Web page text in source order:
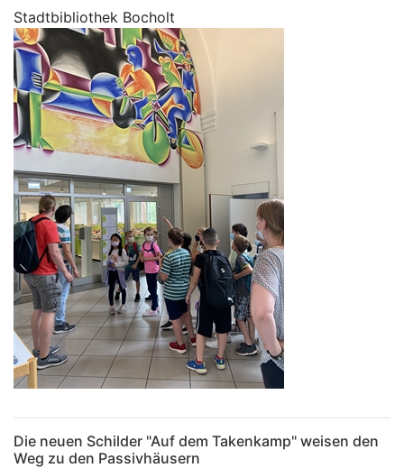
Stadtbibliothek Bocholt
Die neuen Schilder "Auf dem Takenkamp" weisen den
Weg zu den Passivhäusern